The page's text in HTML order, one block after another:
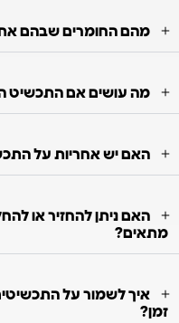
מהם החומרים שבהם
מה עושים אם התכשיט
האם יש אחריות על
האם ניתן להחזיר או
מתאים?
איך לשמור על
זמן?